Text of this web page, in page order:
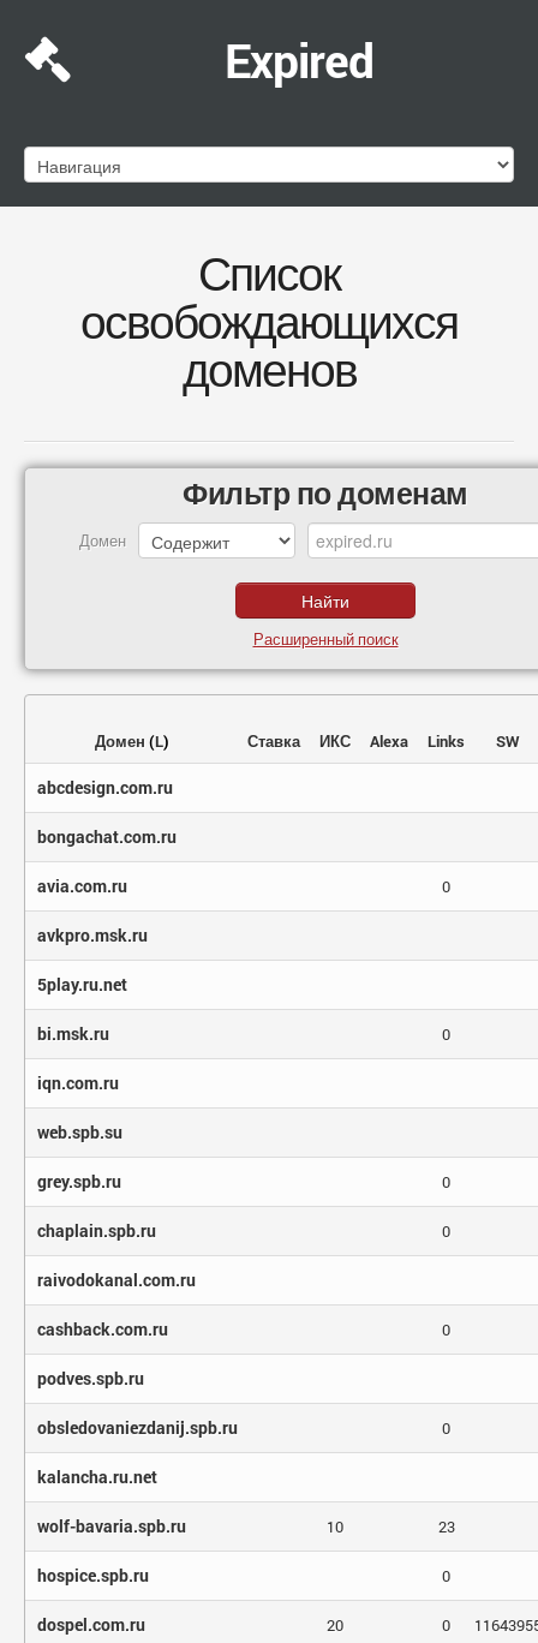
Expired
Список
освобождающихся
доменов
Фильтр по доменам
Домен
Расширенный поиск
Домен (L) Ставка ИКС Alexa Links SW
abcdesign.com.ru
bongachat.com.ru
avia.com.ru 0
avkpro.msk.ru
5play.ru.net
bi.msk.ru 0
iqn.com.ru
web.spb.su
grey.spb.ru 0
chaplain.spb.ru 0
raivodokanal.com.ru
cashback.com.ru 0
podves.spb.ru
obsledovaniezdanij.spb.ru 0
kalancha.ru.net
wolf-bavaria.spb.ru 10 23
hospice.spb.ru 0
dospel.com.ru 20 0